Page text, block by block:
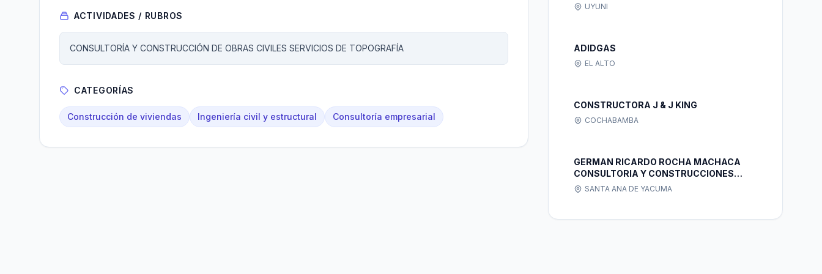
ACTIVIDADES / RUBROS
CONSULTORÍA Y CONSTRUCCIÓN DE OBRAS CIVILES SERVICIOS DE TOPOGRAFÍA
CATEGORÍAS
Construcción de viviendas Ingeniería civil y estructural Consultoría empresarial
UYUNI
ADIDGAS
EL ALTO
CONSTRUCTORA J & J KING
COCHABAMBA
GERMAN RICARDO ROCHA MACHACA
CONSULTORIA Y CONSTRUCCIONES
CIVILES
SANTA ANA DE YACUMA